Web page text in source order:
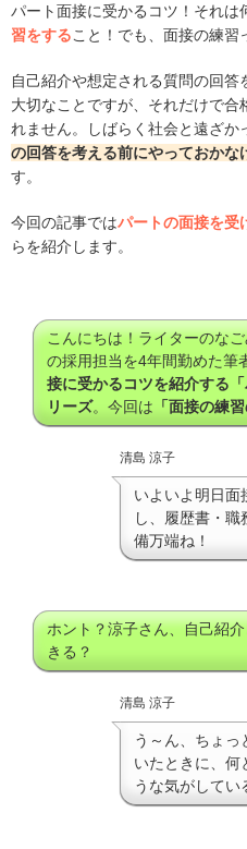
パート面接に受かるコツ！それは
習をすること！でも、面接の練習
自己紹介や想定される質問の回
大切なことですが、それだけで合
れません。しばらく社会と遠ざか
の回答を考える前にやっておかな
す。
今回の記事ではパートの面接を受
らを紹介します。
こんにちは！ライターのな
の採用担当を4年間勤めた筆
接に受かるコツを紹介する
リーズ。今回は 「面接の練
清島 涼子
いよいよ明日面
し、履歴書・
備万端ね！
ホント？涼子さん、自己紹
きる？
清島 涼子
う～ん、ちょ
いたときに、何
うな気がしてい